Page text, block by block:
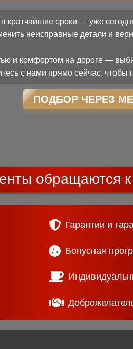
кратчайшие сроки — уже
неисправные детали и
и комфортом на дороге —
с нами прямо сейчас, чтобы
ПОДБОР ЧЕРЕЗ
обращаются
Гарантии и
Бонусная